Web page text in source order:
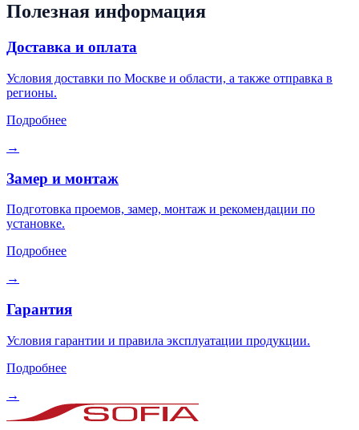
Полезная информация
Доставка и оплата
Условия доставки по Москве и области, а также отправка в
регионы.
Подробнее
→
Замер и монтаж
Подготовка проемов, замер, монтаж и рекомендации по
установке.
Подробнее
→
Гарантия
Условия гарантии и правила эксплуатации продукции.
Подробнее
→